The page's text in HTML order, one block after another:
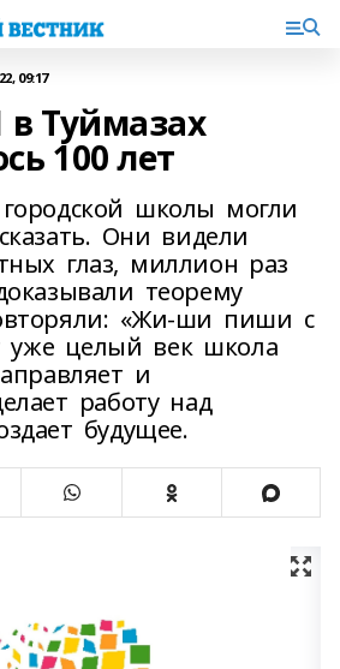
09:17
Туймазах
100 лет
школы могли
Они видели
глаз, миллион раз
теорему
«Жи-ши пиши с
уже целый век школа
и
работу над
будущее.